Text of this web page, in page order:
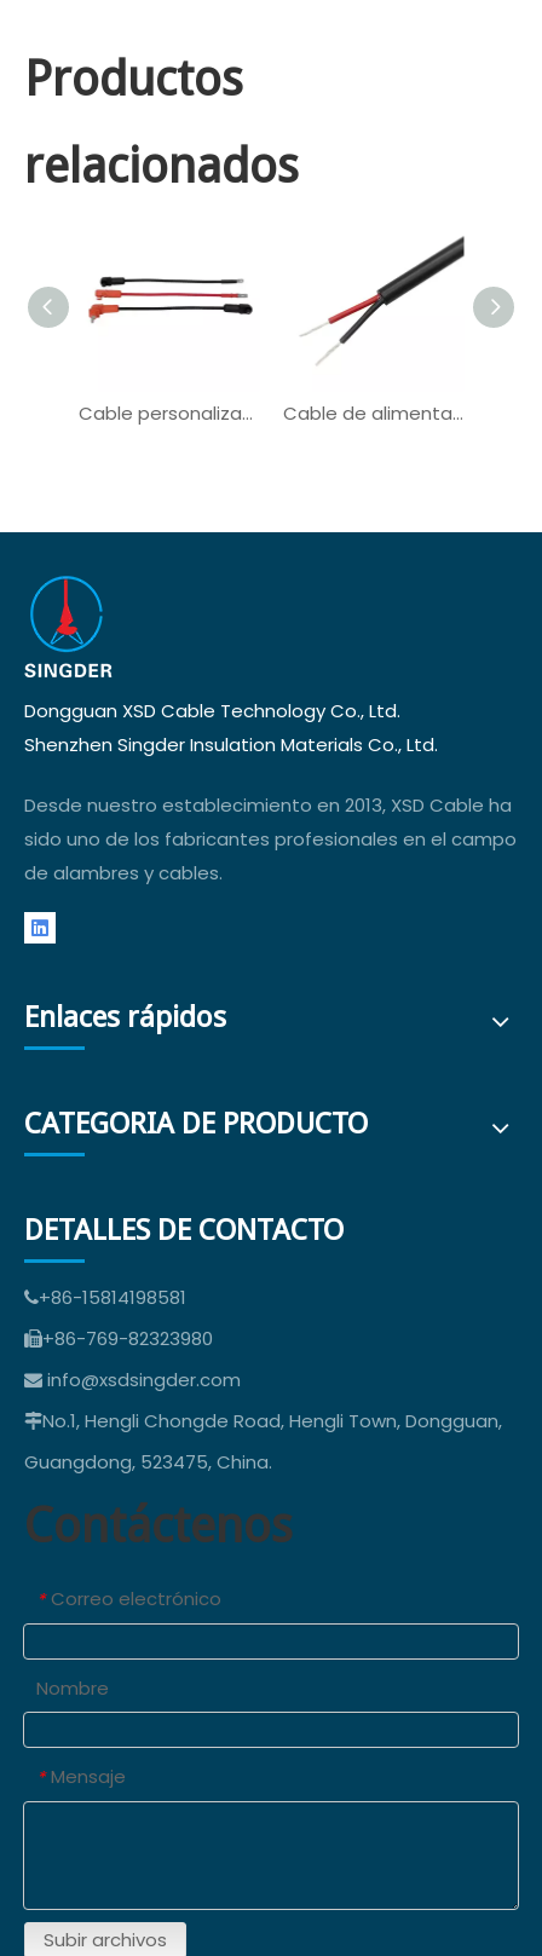
Productos
relacionados
Cable personalizado de almacenamiento de energía Certified VDE UL Certified PV 2KV 35mm2 Cable de alimentación UL2586 UL AWM para sistema solar
Dongguan XSD Cable Technology Co., Ltd.
Shenzhen Singder Insulation Materials Co., Ltd.
Desde nuestro establecimiento en 2013, XSD Cable ha
sido uno de los fabricantes profesionales en el campo
de alambres y cables.
Enlaces rápidos
CATEGORIA DE PRODUCTO
DETALLES DE CONTACTO
+86-15814198581
+86-769-82323980
 info@xsdsingder.com
No.1, Hengli Chongde Road, Hengli Town, Dongguan,
Guangdong, 523475, China.
Contáctenos
* Correo electrónico
Nombre
* Mensaje
Subir archivos